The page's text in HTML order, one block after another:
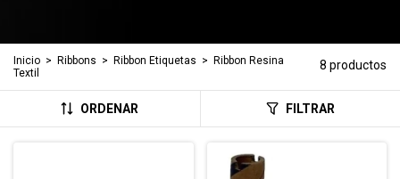
Inicio > Ribbons > Ribbon Etiquetas >
Ribbon Resina
Textil
8 productos
ORDENAR FILTRAR